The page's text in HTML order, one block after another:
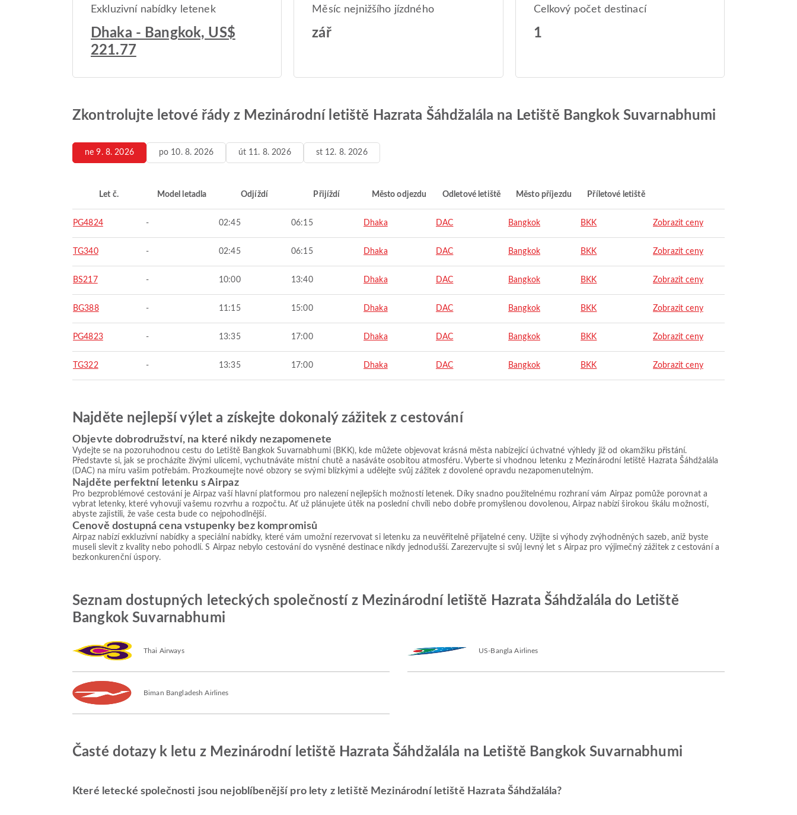
Exkluzivní nabídky letenek
Dhaka - Bangkok, US$
221.77
Měsíc nejnižšího jízdného
zář
Celkový počet destinací
1
Zkontrolujte letové řády z Mezinárodní letiště Hazrata Šáhdžalála na Letiště Bangkok Suvarnabhumi
ne 9. 8. 2026 po 10. 8. 2026 út 11. 8. 2026 st 12. 8. 2026
Let č. Model letadla Odjíždí Přijíždí Město odjezdu Odletové letiště Město příjezdu Příletové letiště
PG4824 - 02:45 06:15 Dhaka DAC Bangkok BKK Zobrazit ceny
TG340 - 02:45 06:15 Dhaka DAC Bangkok BKK Zobrazit ceny
BS217 - 10:00 13:40 Dhaka DAC Bangkok BKK Zobrazit ceny
BG388 - 11:15 15:00 Dhaka DAC Bangkok BKK Zobrazit ceny
PG4823 - 13:35 17:00 Dhaka DAC Bangkok BKK Zobrazit ceny
TG322 - 13:35 17:00 Dhaka DAC Bangkok BKK Zobrazit ceny
Najděte nejlepší výlet a získejte dokonalý zážitek z cestování
Objevte dobrodružství, na které nikdy nezapomenete
Vydejte se na pozoruhodnou cestu do Letiště Bangkok Suvarnabhumi (BKK), kde můžete objevovat krásná města nabízející úchvatné výhledy již od okamžiku přistání.
Představte si, jak se procházíte živými ulicemi, vychutnáváte místní chutě a nasáváte osobitou atmosféru. Vyberte si vhodnou letenku z Mezinárodní letiště Hazrata Šáhdžalála
(DAC) na míru vašim potřebám. Prozkoumejte nové obzory se svými blízkými a udělejte svůj zážitek z dovolené opravdu nezapomenutelným.
Najděte perfektní letenku s Airpaz
Pro bezproblémové cestování je Airpaz vaší hlavní platformou pro nalezení nejlepších možností letenek. Díky snadno použitelnému rozhraní vám Airpaz pomůže porovnat a
vybrat letenky, které vyhovují vašemu rozvrhu a rozpočtu. Ať už plánujete útěk na poslední chvíli nebo dobře promyšlenou dovolenou, Airpaz nabízí širokou škálu možností,
abyste zajistili, že vaše cesta bude co nejpohodlnější.
Cenově dostupná cena vstupenky bez kompromisů
Airpaz nabízí exkluzivní nabídky a speciální nabídky, které vám umožní rezervovat si letenku za neuvěřitelně přijatelné ceny. Užijte si výhody zvýhodněných sazeb, aniž byste
museli slevit z kvality nebo pohodlí. S Airpaz nebylo cestování do vysněné destinace nikdy jednodušší. Zarezervujte si svůj levný let s Airpaz pro výjimečný zážitek z cestování a
bezkonkurenční úspory.
Seznam dostupných leteckých společností z Mezinárodní letiště Hazrata Šáhdžalála do Letiště
Bangkok Suvarnabhumi
Thai Airways US-Bangla Airlines
Biman Bangladesh Airlines
Časté dotazy k letu z Mezinárodní letiště Hazrata Šáhdžalála na Letiště Bangkok Suvarnabhumi
Které letecké společnosti jsou nejoblíbenější pro lety z letiště Mezinárodní letiště Hazrata Šáhdžalála?